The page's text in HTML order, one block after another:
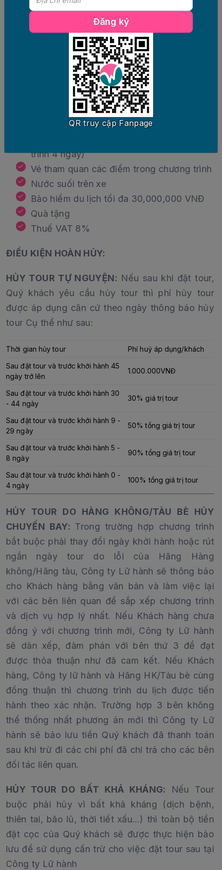
trình
Xe ô tô đón/tiễn Rạp Xiếc Trung Ương –
Sân bay Nội Bài
Lưu trú tại khách sạn 3 sao tiêu chuẩn
sạch sẽ, tiện nghi (02 khách/phòng, nếu lẻ
nam/nữ sử dụng phòng 03 khách, trẻ em
ngủ chung với ba/mẹ)
Các bữa ăn trong chương trình: Ăn sáng:
Tại khách sạn; Ăn chính: 150,000VNĐ/suất
trình 4 ngày)
Vé tham quan các điểm trong chương trình
Nước suối trên xe
Bảo hiểm du lịch tối đa 30,000,000 VNĐ
Quà tặng
Thuế VAT 8%
ĐIỀU KIỆN HOÀN HỦY:
HỦY TOUR TỰ NGUYỆN: Nếu sau khi đặt tour,
Quý khách yêu cầu hủy tour thì phí hủy tour
được áp dụng căn cứ theo ngày thông báo hủy
tour Cụ thể như sau:
Thời gian hủy tour
Phí huỷ áp dụng/khách
Sau đặt tour và trước khởi hành 45
ngày trở lên
1.000.000VNĐ
Sau đặt tour và trước khởi hành 30
- 44 ngày
30% giá trị tour
Sau đặt tour và trước khởi hành 9 -
29 ngày
50% tổng giá trị tour
Sau đặt tour và trước khởi hành 5 -
8 ngày
90% tổng giá trị tour
Sau đặt tour và trước khởi hành 0 -
4 ngày
100% tổng giá trị tour
HỦY TOUR DO HÀNG KHÔNG/TÀU BÈ HỦY
CHUYẾN BAY: Trong trường hợp chương trình
bắt buộc phải thay đổi ngày khởi hành hoặc rút
ngắn ngày tour do lỗi của Hãng Hàng
không/Hãng tàu, Công ty Lữ hành sẽ thông báo
cho Khách hàng bằng văn bản và làm việc lại
với các bên liên quan để sắp xếp chương trình
và dịch vụ hợp lý nhất. Nếu Khách hàng chưa
đồng ý với chương trình mới, Công ty Lữ hành
sẽ dàn xếp, đàm phán với bên thứ 3 để đạt
được thỏa thuận như đã cam kết. Nếu Khách
hàng, Công ty lữ hành và Hãng HK/Tàu bè cùng
đồng thuận thì chương trình du lịch được tiến
hành theo xác nhận. Trường hợp 3 bên không
thể thống nhất phương án mới thì Công ty Lữ
hành sẽ bảo lưu tiền Quý khách đã thanh toán
sau khi trừ đi các chi phí đã chi trả cho các bên
đối tác liên quan.
HỦY TOUR DO BẤT KHẢ KHÁNG: Nếu Tour
buộc phải hủy vì bất khả kháng (dịch bệnh,
thiên tai, bão lũ, thời tiết xấu…) thì toàn bộ tiền
đặt cọc của Quý khách sẽ được thực hiện bảo
lưu để sử dụng cấn trừ cho việc đặt tour sau tại
Công ty Lữ hành
Đăng ký
QR truy cập Fanpage